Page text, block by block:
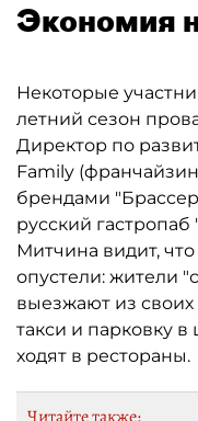
Экономия
Некоторые
летний сезон
Директор по
Family
брендами
русский
Митчина видит,
опустели: жители
выезжают из своих
такси и парковку
ходят в рестораны.